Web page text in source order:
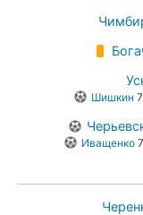
Шишкин
Иващенко